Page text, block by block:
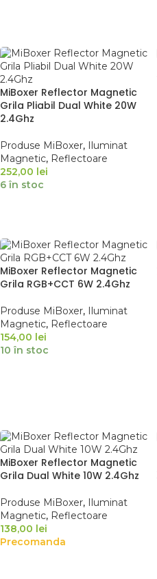
MiBoxer Reflector Magnetic
Grila Pliabil Dual White 20W
2.4Ghz
Produse MiBoxer, Iluminat
Magnetic, Reflectoare
252,00 lei
6 în stoc
MiBoxer Reflector Magnetic
Grila RGB+CCT 6W 2.4Ghz
Produse MiBoxer, Iluminat
Magnetic, Reflectoare
154,00 lei
10 în stoc
MiBoxer Reflector Magnetic
Grila Dual White 10W 2.4Ghz
Produse MiBoxer, Iluminat
Magnetic, Reflectoare
138,00 lei
Precomanda